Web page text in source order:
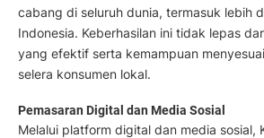
cabang di seluruh dunia, termasuk lebih
Indonesia. Keberhasilan ini tidak lepas
yang efektif serta kemampuan
selera konsumen lokal.
Pemasaran Digital dan Media Sosial
Melalui platform digital dan media sosial,